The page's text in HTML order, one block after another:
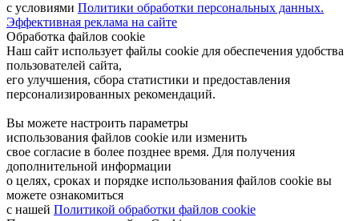
с условиями Политики обработки персональных данных.
Эффективная реклама на сайте
Обработка файлов cookie
Наш сайт использует файлы cookie для обеспечения удобства
пользователей сайта,
его улучшения, сбора статистики и предоставления
персонализированных рекомендаций.
Вы можете настроить параметры
использования файлов cookie или изменить
свое согласие в более позднее время. Для получения
дополнительной информации
о целях, сроках и порядке использования файлов cookie вы
можете ознакомиться
с нашей Политикой обработки файлов cookie